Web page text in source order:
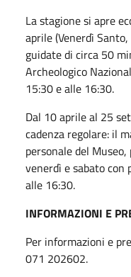
La stagione si apre
aprile (Venerdì
guidate di circa 50
Archeologico
15:30 e alle 16:30.
Dal 10 aprile al 25
cadenza regolare: il
personale del
venerdì e sabato con
alle 16:30.
INFORMAZIONI E
Per informazioni e
071 202602.